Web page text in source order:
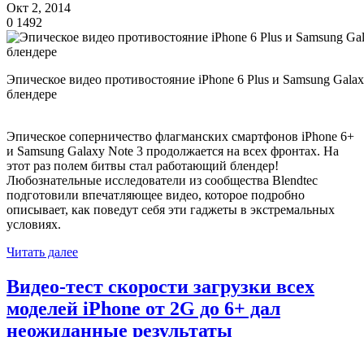
Окт 2, 2014
0 1492
Эпическое видео противостояние iPhone 6 Plus и Samsung
блендере
Эпическое соперничество флагманских смартфонов iPhone 6+
и Samsung Galaxy Note 3 продолжается на всех фронтах. На
этот раз полем битвы стал работающий блендер!
Любознательные исследователи из сообщества Blendtec
подготовили впечатляющее видео, которое подробно
описывает, как поведут себя эти гаджеты в экстремальных
условиях.
Читать далее
Видео-тест скорости загрузки всех
моделей iPhone от 2G до 6+ дал
неожиданные результаты